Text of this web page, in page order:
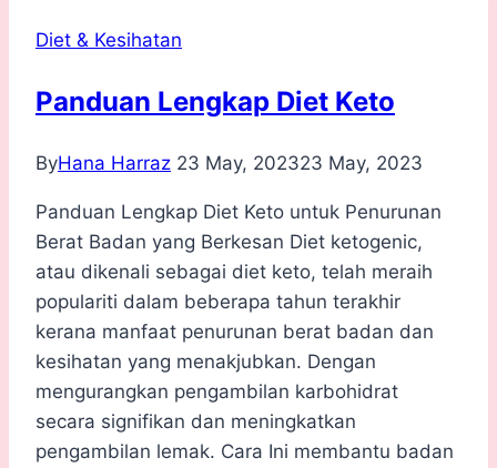
Mudah
Berkesan
Diet & Kesihatan
Panduan Lengkap Diet Keto
ByHana Harraz 23 May, 202323 May, 2023
Panduan Lengkap Diet Keto untuk Penurunan
Berat Badan yang Berkesan Diet ketogenic,
atau dikenali sebagai diet keto, telah meraih
populariti dalam beberapa tahun terakhir
kerana manfaat penurunan berat badan dan
kesihatan yang menakjubkan. Dengan
mengurangkan pengambilan karbohidrat
secara signifikan dan meningkatkan
pengambilan lemak. Cara Ini membantu badan